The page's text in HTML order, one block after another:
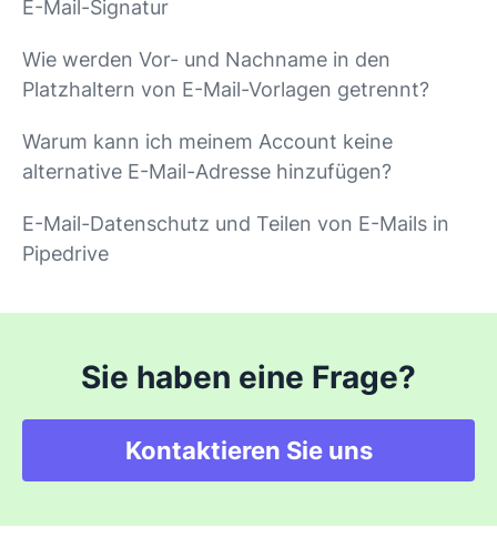
E-Mail-Signatur
Wie werden Vor- und Nachname in den
Platzhaltern von E-Mail-Vorlagen getrennt?
Warum kann ich meinem Account keine
alternative E-Mail-Adresse hinzufügen?
E-Mail-Datenschutz und Teilen von E-Mails in
Pipedrive
Sie haben eine Frage?
Kontaktieren Sie uns